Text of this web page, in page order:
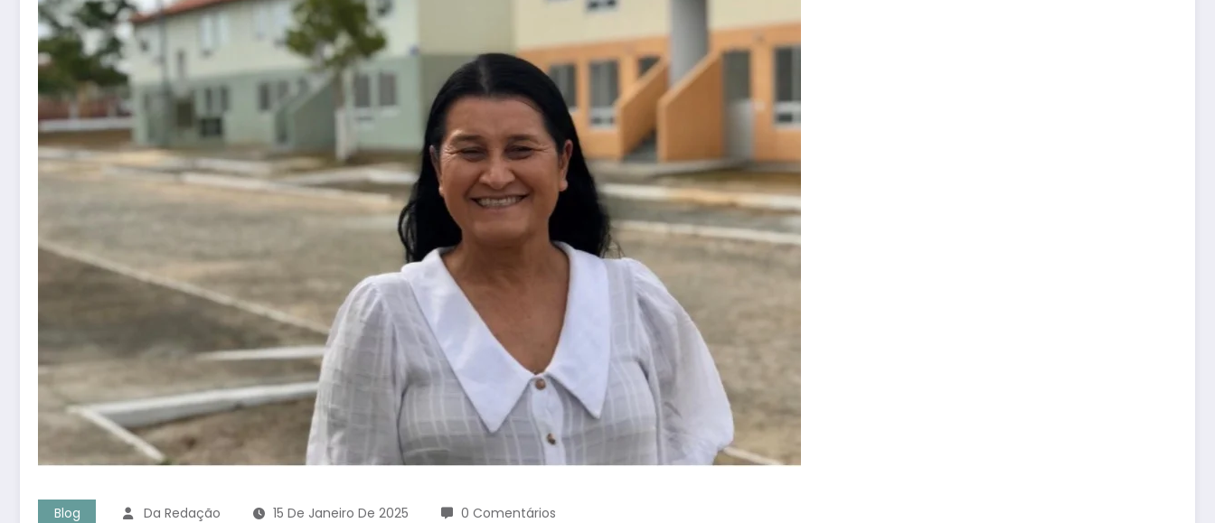
Blog Da Redação 15 De Janeiro De 2025 0 Comentários